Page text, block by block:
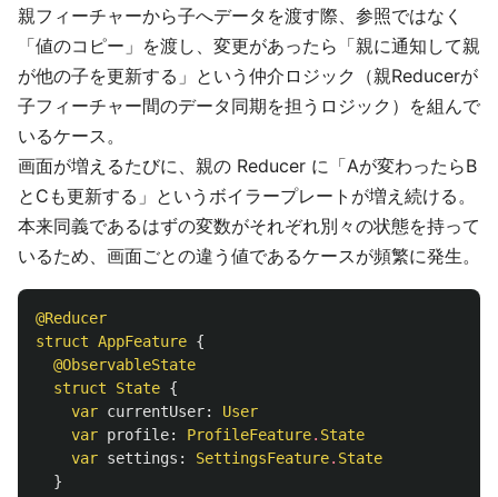
親フィーチャーから子へデータを渡す際、参照ではなく
「値のコピー」を渡し、変更があったら「親に通知して親
が他の子を更新する」という仲介ロジック（親Reducerが
子フィーチャー間のデータ同期を担うロジック）を組んで
いるケース。
画面が増えるたびに、親の Reducer に「Aが変わったらB
とCも更新する」というボイラープレートが増え続ける。
本来同義であるはずの変数がそれぞれ別々の状態を持って
いるため、画面ごとの違う値であるケースが頻繁に発生。
@Reducer
struct AppFeature {
@ObservableState
struct
State {
var currentUser:
User
var profile: ProfileFeature. State
var settings : SettingsFeature. State
}